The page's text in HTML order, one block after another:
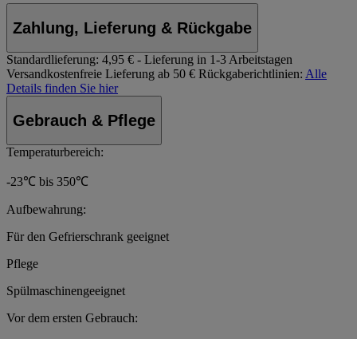
Zahlung, Lieferung & Rückgabe
Standardlieferung: 4,95 € - Lieferung in 1-3 Arbeitstagen
Versandkostenfreie Lieferung ab 50 € Rückgaberichtlinien: Alle
Details finden Sie hier
Gebrauch & Pflege
Temperaturbereich:
-23℃ bis 350℃
Aufbewahrung:
Für den Gefrierschrank geeignet
Pflege
Spülmaschinengeeignet
Vor dem ersten Gebrauch: